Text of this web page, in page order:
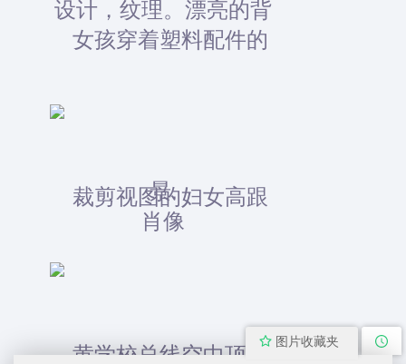
图片收藏夹